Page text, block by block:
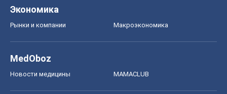
Экономика
Рынки и компании Mакроэкономика
MedOboz
Новости медицины MAMACLUB